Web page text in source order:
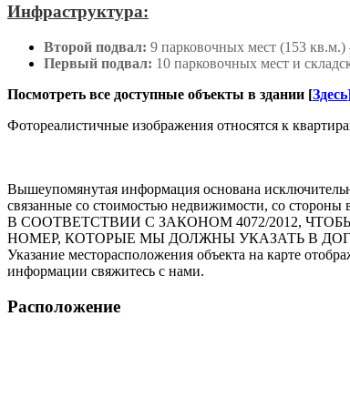
Инфраструктура:
Второй подвал: 9 парковочных мест (153 кв.м.)
Первый подвал: 10 парковочных мест и
Посмотреть все доступные объекты в здании [Здесь
Фотореалистичные изображения относятся к
Вышеупомянутая информация основана
связанные со стоимостью недвижимости, со стороны
В СООТВЕТСТВИИ С ЗАКОНОМ 4072/2012,
НОМЕР, КОТОРЫЕ МЫ ДОЛЖНЫ УКАЗАТЬ В
Указание месторасположения объекта на карте
информации свяжитесь с нами.
Расположение